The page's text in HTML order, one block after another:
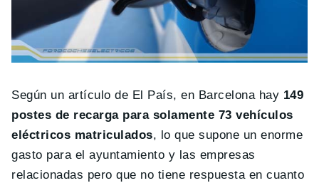
Según un artículo de El País, en Barcelona hay 149
postes de recarga para solamente 73 vehículos
eléctricos matriculados, lo que supone un enorme
gasto para el ayuntamiento y las empresas
relacionadas pero que no tiene respuesta en cuanto